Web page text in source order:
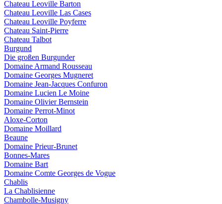
Chateau Leoville Barton
Chateau Leoville Las Cases
Chateau Leoville Poyferre
Chateau Saint-Pierre
Chateau Talbot
Burgund
Die großen Burgunder
Domaine Armand Rousseau
Domaine Georges Mugneret
Domaine Jean-Jacques Confuron
Domaine Lucien Le Moine
Domaine Olivier Bernstein
Domaine Perrot-Minot
Aloxe-Corton
Domaine Moillard
Beaune
Domaine Prieur-Brunet
Bonnes-Mares
Domaine Bart
Domaine Comte Georges de Vogue
Chablis
La Chablisienne
Chambolle-Musigny